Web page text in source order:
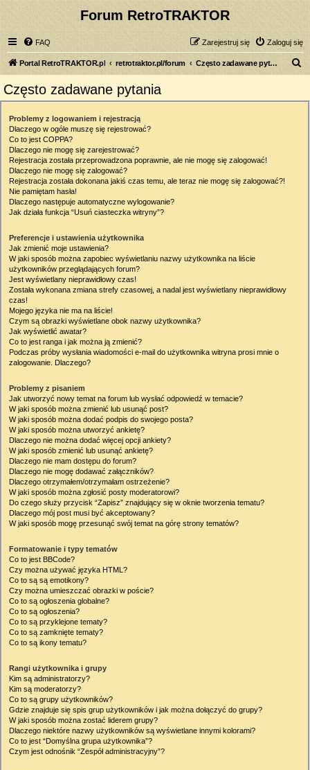
Forum RetroTRAKTOR
FAQ Zaloguj się
Zarejestruj się
Portal RetroTRAKTOR.pl retrotraktor.pl/forum Często zadawane pytania
Często zadawane pytania
Problemy z logowaniem i rejestracją
Dlaczego w ogóle muszę się rejestrować?
Co to jest COPPA?
Dlaczego nie mogę się zarejestrować?
Rejestracja została przeprowadzona poprawnie, ale nie mogę się zalogować!
Dlaczego nie mogę się zalogować?
Rejestracja została dokonana jakiś czas temu, ale teraz nie mogę się zalogować?!
Nie pamiętam hasła!
Dlaczego następuje automatyczne wylogowanie?
Jak działa funkcja “Usuń ciasteczka witryny”?
Preferencje i ustawienia użytkownika
Jak zmienić moje ustawienia?
W jaki sposób można zapobiec wyświetlaniu nazwy użytkownika na liście
użytkowników przeglądających forum?
Jest wyświetlany nieprawidłowy czas!
Została wykonana zmiana strefy czasowej, a nadal jest wyświetlany nieprawidłowy
czas!
Mojego języka nie ma na liście!
Czym są obrazki wyświetlane obok nazwy użytkownika?
Jak wyświetlić awatar?
Co to jest ranga i jak można ją zmienić?
Podczas próby wysłania wiadomości e-mail do użytkownika witryna prosi mnie o
zalogowanie. Dlaczego?
Problemy z pisaniem
Jak utworzyć nowy temat na forum lub wysłać odpowiedź w temacie?
W jaki sposób można zmienić lub usunąć post?
W jaki sposób można dodać podpis do swojego posta?
W jaki sposób można utworzyć ankietę?
Dlaczego nie można dodać więcej opcji ankiety?
W jaki sposób zmienić lub usunąć ankietę?
Dlaczego nie mam dostępu do forum?
Dlaczego nie mogę dodawać załączników?
Dlaczego otrzymałem/otrzymałam ostrzeżenie?
W jaki sposób można zgłosić posty moderatorowi?
Do czego służy przycisk “Zapisz” znajdujący się w oknie tworzenia tematu?
Dlaczego mój post musi być akceptowany?
W jaki sposób mogę przesunąć swój temat na górę strony tematów?
Formatowanie i typy tematów
Co to jest BBCode?
Czy można używać języka HTML?
Co to są są emotikony?
Czy można umieszczać obrazki w poście?
Co to są ogłoszenia globalne?
Co to są ogłoszenia?
Co to są przyklejone tematy?
Co to są zamknięte tematy?
Co to są ikony tematu?
Rangi użytkownika i grupy
Kim są administratorzy?
Kim są moderatorzy?
Co to są grupy użytkowników?
Gdzie znajduje się spis grup użytkowników i jak można dołączyć do grupy?
W jaki sposób można zostać liderem grupy?
Dlaczego niektóre nazwy użytkowników są wyświetlane innymi kolorami?
Co to jest “Domyślna grupa użytkownika”?
Czym jest odnośnik “Zespół administracyjny”?